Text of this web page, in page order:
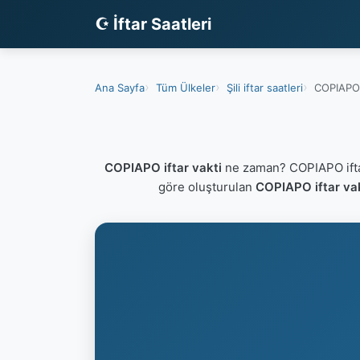
☪ İftar Saatleri
Ana Sayfa Tüm Ülkeler Şili iftar saatleri
COPIAPO iftar vakti ne zaman? COPIAPO
göre oluşturulan COPIAPO iftar